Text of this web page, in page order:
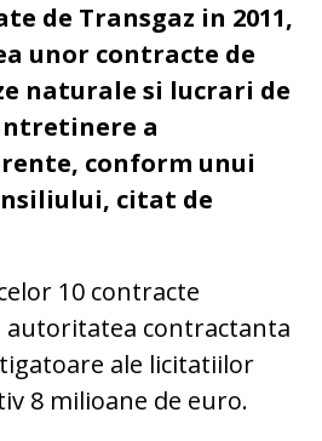
de Transgaz in 2011,
unor contracte de
naturale si lucrari de
a
conform unui
citat de
10 contracte
autoritatea contractanta
ale licitatiilor
8 milioane de euro.